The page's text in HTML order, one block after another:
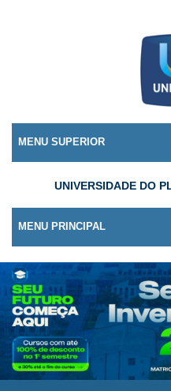
MENU SUPERIOR
UNIVERSIDADE DO
MENU PRINCIPAL